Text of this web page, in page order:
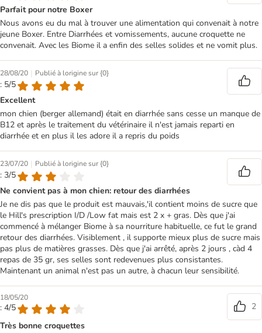
Parfait pour notre Boxer
Nous avons eu du mal à trouver une alimentation qui convenait à notre
jeune Boxer. Entre Diarrhées et vomissements, aucune croquette ne
convenait. Avec les Biome il a enfin des selles solides et ne vomit plus.
28/08/20 | Publié à lorigine sur {0}
: 5/5
Excellent
mon chien (berger allemand) était en diarrhée sans cesse un manque de
B12 et après le traitement du vétérinaire il n'est jamais reparti en
diarrhée et en plus il les adore il a repris du poids
23/07/20 | Publié à lorigine sur {0}
: 3/5
Ne convient pas à mon chien: retour des diarrhées
Je ne dis pas que le produit est mauvais,'il contient moins de sucre que
le Hill's prescription I/D /Low fat mais est 2 x + gras. Dès que j'ai
commencé à mélanger Biome à sa nourriture habituelle, ce fut le grand
retour des diarrhées. Visiblement , il supporte mieux plus de sucre mais
pas plus de matières grasses. Dès que j'ai arrêté, après 2 jours , càd 4
repas de 35 gr, ses selles sont redevenues plus consistantes.
Maintenant un animal n'est pas un autre, à chacun leur sensibilité.
18/05/20
: 4/5
2
Très bonne croquettes